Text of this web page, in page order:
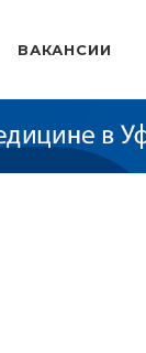
ВАКАНСИИ